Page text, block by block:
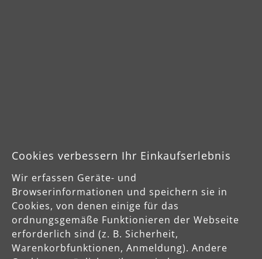
Sichere Zahlungsarten
Vorkasse
Schnelle Lieferung
Cookies verbessern Ihr Einkaufserlebnis
Wir erfassen Geräte- und
Browserinformationen und speichern sie in
Cookies, von denen einige für das
ordnungsgemäße Funktionieren der Webseite
erforderlich sind (z. B. Sicherheit,
Warenkorbfunktionen, Anmeldung). Andere